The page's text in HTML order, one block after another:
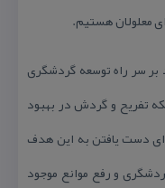
معلولان هستیم.
بر سر راه توسعه گردشگری
تفریح و گردش در بهبود
دست یافتن به این هدف
و رفع موانع موجود